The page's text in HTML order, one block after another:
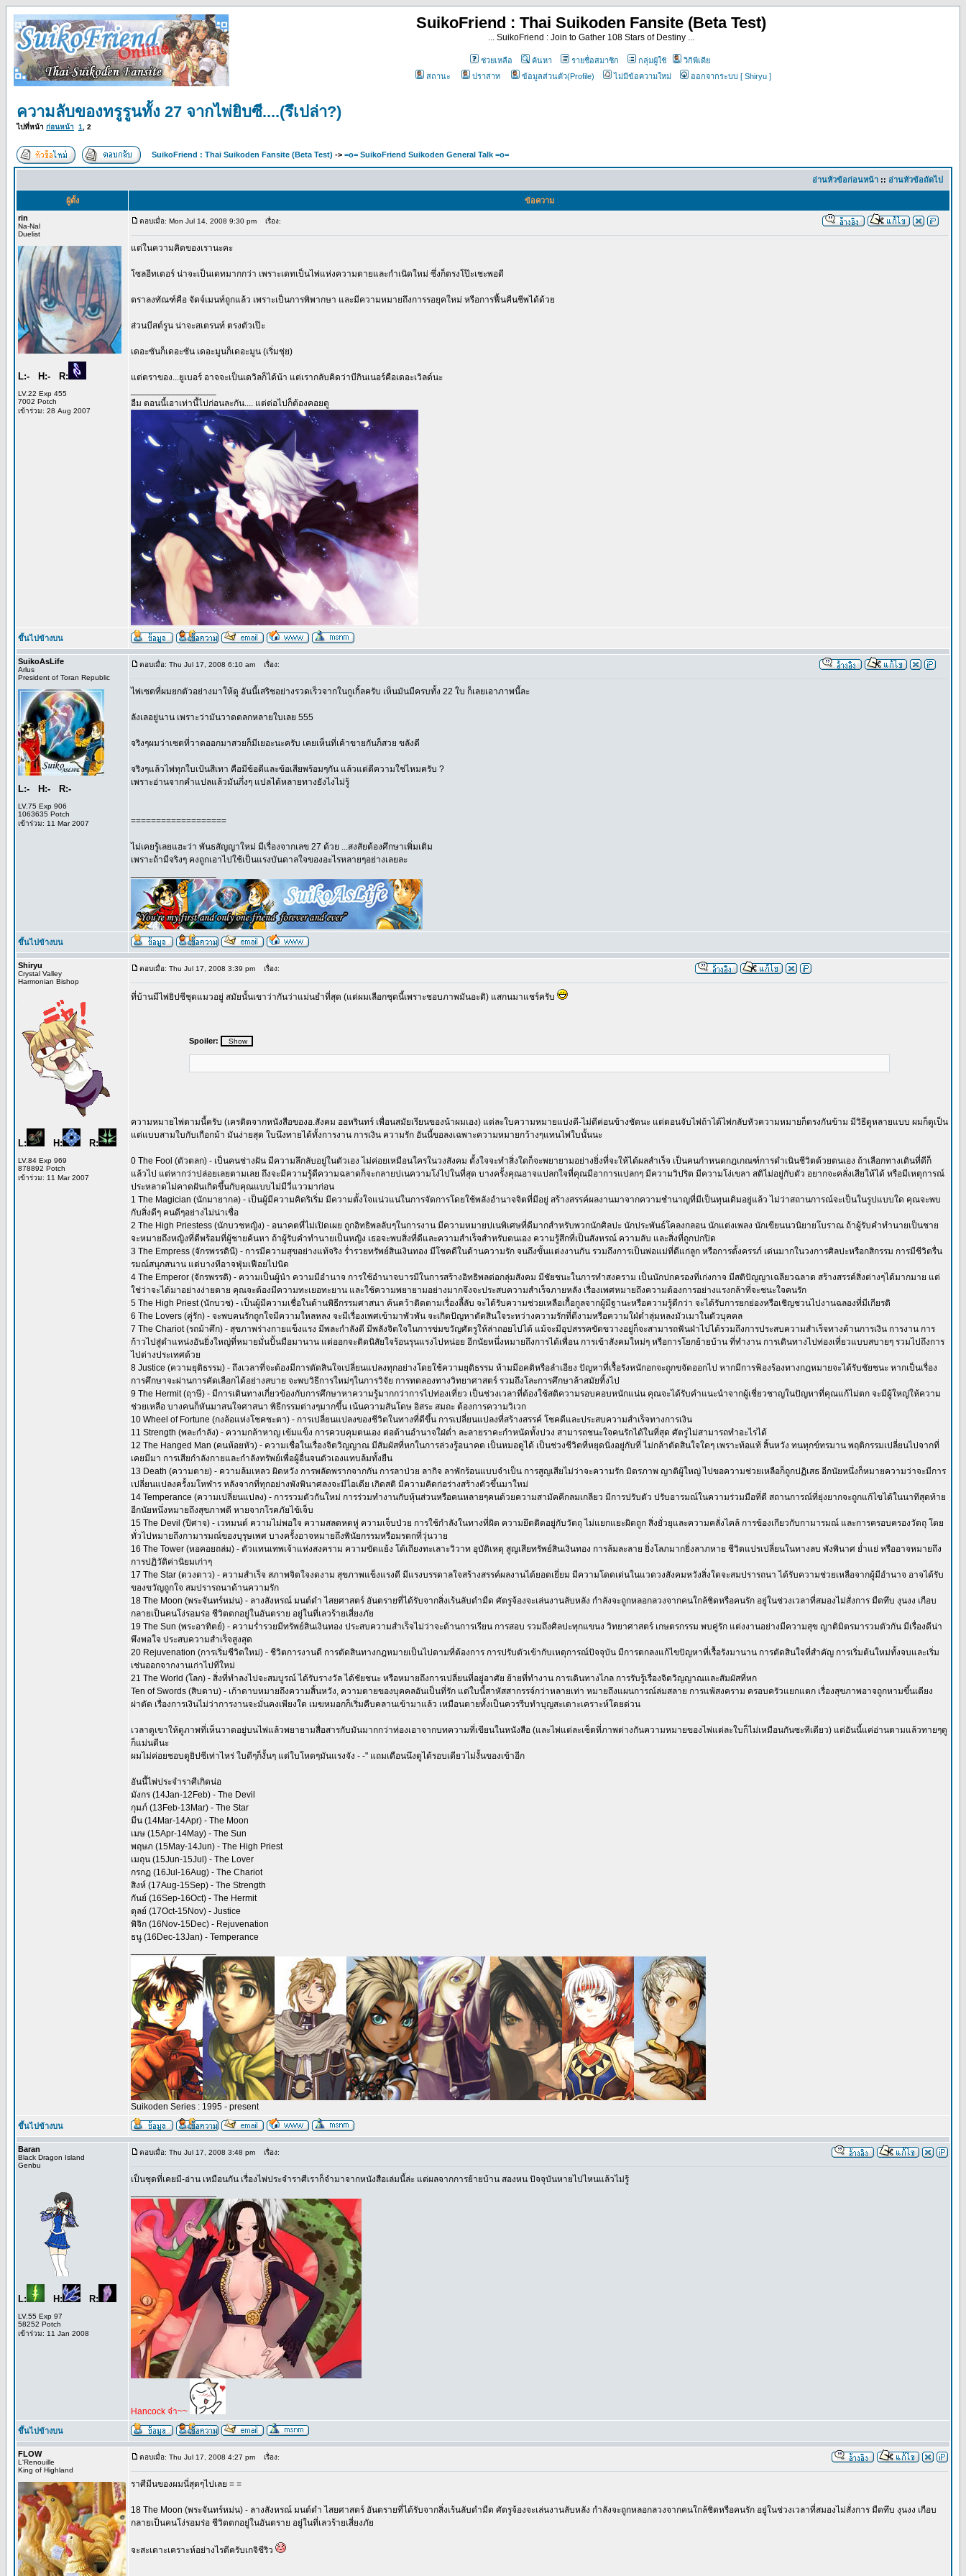
SuikoFriend : Thai Suikoden Fansite (Beta Test)
... SuikoFriend : Join to Gather 108 Stars of Destiny ...
ช่วยเหลือ ค้นหา รายชื่อสมาชิก กลุ่มผู้ใช้
วิกิพีเดีย
สถานะ
ปราสาท ข้อมูลส่วนตัว(Profile) ไม่มีข้อความใหม่ ออกจากระบบ [ Shiryu ]
ความลับของทรูรูนทั้ง 27 จากไพ่ยิบซี....(รึเปล่า?)
ไปที่หน้า ก่อนหน้า 1 2
SuikoFriend : Thai Suikoden Fansite (Beta Test) -> =o= SuikoFriend Suikoden General Talk =o=
อ่านหัวข้อก่อนหน้า :: อ่านหัวข้อถัดไป
ผู้ตั้ง
ข้อความ
rin
Na-Nal
Duelist
L:- H:- R:
LV.22 Exp 455
7002 Potch
เข้าร่วม: 28 Aug 2007
ตอบเมื่อ: Mon Jul 14, 2008 9:30 pm เรื่อง:
แต่ในความคิดของเรานะคะ
โซลอีทเตอร์ น่าจะเป็นเดทมากกว่า เพราะเดทเป็นไพ่แห่งความตายและกำเนิดใหม่ ซึ่งก็ตรงโป๊ะเชะพอดี
ตราลงทัณฑ์คือ จัดจ์เมนท์ถูกแล้ว เพราะเป็นการพิพากษา และมีความหมายถึงการรอยุคใหม่ หรือการฟื้นคืนชีพได้ด้วย
ส่วนบีสต์รูน น่าจะสเตรนท์ ตรงตัวเป๊ะ
เดอะซันก็เดอะซัน เดอะมูนก็เดอะมูน (เริ่มชุ่ย)
แต่ตราของ...ยูเบอร์ อาจจะเป็นเดวิลก็ได้น้า แต่เรากลับคิดว่าบีกินเนอร์คือเดอะเวิลด์นะ
อืม ตอนนี้เอาเท่านี้ไปก่อนละกัน.... แต่ต่อไปก็ต้องคอยดู
ขึ้นไปข้างบน
SuikoAsLife
Arlus
President of Toran Republic
L:- H:- R:-
LV.75 Exp 906
1063635 Potch
เข้าร่วม: 11 Mar 2007
ตอบเมื่อ: Thu Jul 17, 2008 6:10 am เรื่อง:
ไพ่เซตที่ผมยกตัวอย่างมาให้ดู อันนี้เสริชอย่างรวดเร็วจากในกูเกิ้ลครับ เห็นมันมีครบทั้ง 22 ใบ ก็เลยเอาภาพนี้ละ
ลังเลอยู่นาน เพราะว่ามันวาดตลกหลายใบเลย 555
จริงๆผมว่าเซตที่วาดออกมาสวยก็มีเยอะนะครับ เคยเห็นที่เค้าขายกันก็สวย ขลังดี
จริงๆแล้วไพ่ทุกใบเป้นสีเทา คือมีข้อดีและข้อเสียพร้อมๆกัน แล้วแต่ตีความใช่ไหมครับ ?
เพราะอ่านจากคำแปลแล้วมันกึ่งๆ แปลได้หลายทางยังไงไม่รู้
===================
ไม่เคยรู้เลยแฮะว่า พันธสัญญาใหม่ มีเรื่องจากเลข 27 ด้วย ...สงสัยต้องศึกษาเพิ่มเติม
เพราะถ้ามีจริงๆ คงถูกเอาไปใช้เป็นแรงบันดาลใจของอะไรหลายๆอย่างเลยละ
ขึ้นไปข้างบน
Shiryu
Crystal Valley
Harmonian Bishop
L: H: R:
LV.84 Exp 969
878892 Potch
เข้าร่วม: 11 Mar 2007
ตอบเมื่อ: Thu Jul 17, 2008 3:39 pm เรื่อง:
ที่บ้านมีไพ่ยิปซีชุดแมวอยู่ สมัยนั้นเขาว่ากันว่าแม่นยำที่สุด (แต่ผมเลือกชุดนี้เพราะชอบภาพมันอะดิ) แสกนมาแชร์ครับ
Spoiler:
ความหมายไพ่ตามนี้ครับ (เครดิตจากหนังสือของอ.สังคม ฮอหรินทร์ เพื่อนสมัยเรียนของน้าผมเอง) แต่ละใบความหมายแบ่งดี-ไม่ดีค่อนข้างชัดนะ แต่ตอนจับไพ่ถ้าได้ไพ่กลับหัวความหมายก็ตรงกันข้าม มีวิธีดูหลายแบบ ผมก็ดูเป็น
แต่แบบสามใบกับเกือกม้า มันง่ายสุด ใบนึงทายได้ทั้งการงาน การเงิน ความรัก อันนี้ขอลงเฉพาะความหมายกว้างๆแทนไพ่ใบนั้นนะ
0 The Fool (ตัวตลก) - เป็นคนช่างฝัน มีความลึกลับอยู่ในตัวเอง ไม่ค่อยเหมือนใครในวงสังคม ตั้งใจจะทำสิ่งใดก็จะพยายามอย่างยิ่งที่จะให้ได้ผลสำเร็จ เป็นคนกำหนดกฎเกณฑ์การดำเนินชีวิตด้วยตนเอง ถ้าเลือกทางเดินที่ดีก็
แล้วไป แต่หากว่าปล่อยเลยตามเลย ถึงจะมีความรู้ดีความฉลาดก็จะกลายปเนความโง่ไปในที่สุด บางครั้งคุณอาจแปลกใจที่คุณมีอาการแปลกๆ มีความวิปริต มีความโง่เขลา สติไม่อยู่กับตัว อยากจะคลั่งเสียให้ได้ หรือมีเหตุการณ์
ประหลาดไม่คาดฝันเกิดขึ้นกับคุณแบบไม่มีวี่แววมาก่อน
1 The Magician (นักมายากล) - เป็นผู้มีความคิดริเริ่ม มีความตั้งใจแน่วแน่ในการจัดการโดยใช้พลังอำนาจจิตที่มีอยู่ สร้างสรรค์ผลงานมาจากความชำนาญที่มีเป็นทุนเดิมอยู่แล้ว ไม่ว่าสถานการณ์จะเป็นในรูปแบบใด คุณจะพบ
กับสิ่งดีๆ คนดีๆอย่างไม่น่าเชื่อ
2 The High Priestess (นักบวชหญิง) - อนาคตที่ไม่เปิดเผย ถูกอิทธิพลลับๆในการงาน มีความหมายปเนพิเศษที่ดีมากสำหรับพวกนักศิลปะ นักประพันธ์โคลงกลอน นักแต่งเพลง นักเขียนนวนิยายโบราณ ถ้าผู้รับคำทำนายเป็นชาย
จะหมายถึงหญิงที่ดีพร้อมที่ผู้ชายค้นหา ถ้าผู้รับคำทำนายเป็นหญิง เธอจะพบสิ่งที่ดีและความสำเร็จสำหรับตนเอง ความรู้สึกที่เป็นสังหรณ์ ความลับ และสิ่งที่ถูกปกปิด
3 The Empress (จักรพรรดินี) - การมีความสุขอย่างแท้จริง ร่ำรวยทรัพย์สินเงินทอง มีโชคดีในด้านความรัก จนถึงขั้นแต่งงานกัน รวมถึงการเป็นพ่อแม่ที่ดีแก่ลูก หรือการตั้งครรภ์ เด่นมากในวงการศิลปะหรือกสิกรรม การมีชีวิตรื่น
รมณ์สนุกสนาน แต่บางทีอาจฟุ่มเฟือยไปนิด
4 The Emperor (จักรพรรดิ) - ความเป็นผู้นำ ความมีอำนาจ การใช้อำนาจบารมีในการสร้างอิทธิพลต่อกลุ่มสังคม มีชัยชนะในการทำสงคราม เป็นนักปกครองที่เก่งกาจ มีสติปัญญาเฉลียวฉลาด สร้างสรรค์สิ่งต่างๆได้มากมาย แต่
ใช่ว่าจะได้มาอย่างง่ายดาย คุณจะต้องมีความทะเยอทะยาน และใช้ความพยายามอย่างมากจึงจะประสบความสำเร็จภายหลัง เรื่องเพศหมายถึงความต้องการอย่างแรงกล้าที่จะชนะใจคนรัก
5 The High Priest (นักบวช) - เป็นผู้มีความเชื่อในด้านพิธีกรรมศาสนา ค้นคว้าติดตามเรื่องลี้ลับ จะได้รับความช่วยเหลือเกื้อกูลจากผู้มีฐานะหรือความรู้ดีกว่า จะได้รับการยกย่องหรือเชิญชวนไปงานฉลองที่มีเกียรติ
6 The Lovers (คู่รัก) - จะพบคนรักถูกใจมีความใหลหลง จะมีเรื่องเพศเข้ามาพัวพัน จะเกิดปัญหาตัดสินใจระหว่างความรักที่ดีงามหรือความใฝ่ต่ำลุ่มหลงมัวเมาในตัวบุคคล
7 The Chariot (รถม้าศึก) - สุขภาพร่างกายแข็งแรง มีพละกำลังดี มีพลังจิตใจในการข่มขวัญศัตรูให้ล่าถอยไปได้ แม้จะมีอุปสรรคขัดขวางอยู่ก็จะสามารถฟันฝ่าไปได้รวมถึงการประสบความสำเร็จทางด้านการเงิน การงาน การ
ก้าวไปสู่ตำแหน่งอันยิ่งใหญ่ที่หมายมั่นปั้นมือมานาน แต่ออกจะติดนิสัยใจร้อนรุนแรงไปหน่อย อีกนัยหนึ่งหมายถึงการได้เพื่อน การเข้าสังคมใหม่ๆ หรือการโยกย้ายบ้าน ที่ทำงาน การเดินทางไปท่องเที่ยวแบบสบายๆ รวมไปถึงการ
ไปต่างประเทศด้วย
8 Justice (ความยุติธรรม) - ถึงเวลาที่จะต้องมีการตัดสินใจเปลี่ยนแปลงทุกอย่างโดยใช้ความยุติธรรม ห้ามมีอคติหรือลำเอียง ปัญหาที่เรื้อรังหนักอกจะถูกขจัดออกไป หากมีการฟ้องร้องทางกฎหมายจะได้รับชัยชนะ หากเป็นเรื่อง
การศึกษาจะผ่านการคัดเลือกได้อย่างสบาย จะพบวิธีการใหม่ๆในการวิจัย การทดลองทางวิทยาศาสตร์ รวมถึงโละการศึกษาล้าสมัยทิ้งไป
9 The Hermit (ฤาษี) - มีการเดินทางเกี่ยวข้องกับการศึกษาหาความรู้มากกว่าการไปท่องเที่ยว เป็นช่วงเวลาที่ต้องใช้สติความรอบคอบหนักแน่น คุณจะได้รับคำแนะนำจากผู้เชี่ยวชาญในปัญหาที่คุณแก้ไม่ตก จะมีผู้ใหญ่ให้ความ
ช่วยเหลือ บางคนก็หันมาสนใจศาสนา พิธีกรรมต่างๆมากขึ้น เน้นความสันโดษ อิสระ สมถะ ต้องการความวิเวก
10 Wheel of Fortune (กงล้อแห่งโชคชะตา) - การเปลี่ยนแปลงของชีวิตในทางที่ดีขึ้น การเปลี่ยนแปลงที่สร้างสรรค์ โชคดีและประสบความสำเร็จทางการเงิน
11 Strength (พละกำลัง) - ความกล้าหาญ เข้มแข็ง การควบคุมตนเอง ต่อต้านอำนาจใฝ่ต่ำ ละลายราคะกำหนัดทั้งปวง สามารถชนะใจคนรักได้ในที่สุด ศัตรูไม่สามารถทำอะไรได้
12 The Hanged Man (คนห้อยหัว) - ความเชื่อในเรื่องจิตวิญญาณ มีสัมผัสที่หกในการล่วงรู้อนาคต เป็นหมอดูได้ เป็นช่วงชีวิตที่หยุดนิ่งอยู่กับที่ ไม่กล้าตัดสินใจใดๆ เพราะท้อแท้ สิ้นหวัง ทนทุกข์ทรมาน พฤติกรรมเปลี่ยนไปจากที่
เคยมีมา การเสียกำลังกายและกำลังทรัพย์เพื่อผู้อื่นจนตัวเองแทบล้มทั้งยืน
13 Death (ความตาย) - ความล้มเหลว ผิดหวัง การพลัดพรากจากกัน การลาป่วย ลากิจ ลาพักร้อนแบบจำเป็น การสูญเสียไม่ว่าจะความรัก มิตรภาพ ญาติผู้ใหญ่ ไปขอความช่วยเหลือก็ถูกปฏิเสธ อีกนัยหนึ่งก็หมายความว่าจะมีการ
เปลี่ยนแปลงครั้งมโหฬาร หลังจากที่ทุกอย่างพังพินาศลงจะมีไอเดีย เกิดสติ มีความคิดก่อร่างสร้างตัวขึ้นมาใหม่
14 Temperance (ความเปลี่ยนแปลง) - การรวมตัวกันใหม่ การร่วมทำงานกับหุ้นส่วนหรือคนหลายๆคนด้วยความสามัคคีกลมเกลียว มีการปรับตัว ปรับอารมณ์ในความร่วมมือที่ดี สถานการณ์ที่ยุ่งยากจะถูกแก้ไขได้ในนาทีสุดท้าย
อีกนัยหนึ่งหมายถึงสุขภาพดี หายจากโรคภัยไข้เจ็บ
15 The Devil (ปีศาจ) - เวทมนต์ ความไม่พอใจ ความสลดหดหู่ ความเจ็บป่วย การใช้กำลังในทางที่ผิด ความยึดติดอยู่กับวัตถุ ไม่แยกแยะผิดถูก สิ่งยั่วยุและความคลั่งไคล้ การข้องเกียวกับกามารมณ์ และการครอบครองวัตถุ โดย
ทั่วไปหมายถึงกามารมณ์ของบุรุษเพศ บางครั้งอาจหมายถึงพินัยกรรมหรือมรดกที่วุ่นวาย
16 The Tower (หอคอยถล่ม) - ตัวแทนเทพเจ้าแห่งสงคราม ความขัดแย้ง โต้เถียงทะเลาะวิวาท อุบัติเหตุ สูญเสียทรัพย์สินเงินทอง การล้มละลาย ยิ่งโลภมากยิ่งลาภหาย ชีวิตแปรเปลี่ยนในทางลบ พังพินาศ ย่ำแย่ หรืออาจหมายถึง
การปฏิวัติค่านิยมเก่าๆ
17 The Star (ดวงดาว) - ความสำเร็จ สภาพจิตใจงดงาม สุขภาพแข็งแรงดี มีแรงบรรดาลใจสร้างสรรค์ผลงานได้ยอดเยี่ยม มีความโดดเด่นในแวดวงสังคมหวังสิ่งใดจะสมปรารถนา ได้รับความช่วยเหลือจากผู้มีอำนาจ อาจได้รับ
ของขวัญถูกใจ สมปรารถนาด้านความรัก
18 The Moon (พระจันทร์หม่น) - ลางสังหรณ์ มนต์ดำ ไสยศาสตร์ อันตรายที่ได้รับจากสิ่งเร้นลับดำมืด ศัตรูจ้องจะเล่นงานลับหลัง กำลังจะถูกหลอกลวงจากคนใกล้ชิดหรือคนรัก อยู่ในช่วงเวลาที่สมองไม่สั่งการ มืดทึบ งุนงง เกือบ
กลายเป็นคนโง่รอมร่อ ชีวิตตกอยู่ในอันตราย อยู่ในที่เลวร้ายเสี่ยงภัย
19 The Sun (พระอาทิตย์) - ความร่ำรวยมีทรัพย์สินเงินทอง ประสบความสำเร็จไม่ว่าจะด้านการเรียน การสอบ รวมถึงศิลปะทุกแขนง วิทยาศาสตร์ เกษตรกรรม พบคู่รัก แต่งงานอย่างมีความสุข ญาติมิตรมารวมตัวกัน มีเรื่องดีน่า
พึงพอใจ ประสบความสำเร็จสูงสุด
20 Rejuvenation (การเริ่มชีวิตใหม่) - ชีวิตการงานดี การตัดสินทางกฎหมายเป็นไปตามที่ต้องการ การปรับตัวเข้ากับเหตุการณ์ปัจจุบัน มีการตกลงแก้ไขปัญหาที่เรื้อรังมานาน การตัดสินใจที่สำคัญ การเริ่มต้นใหม่ทั้งจบและเริ่ม
เช่นออกจากงานเก่าไปที่ใหม่
21 The World (โลก) - สิ่งที่ทำลงไปจะสมบูรณ์ ได้รับรางวัล ได้ชัยชนะ หรือหมายถึงการเปลี่ยนที่อยู่อาศัย ย้ายที่ทำงาน การเดินทางไกล การรับรู้เรื่องจิตวิญญาณและสัมผัสที่หก
Ten of Swords (สิบดาบ) - เก้าดาบหมายถึงความสิ้นหวัง, ความตายของบุคคลอันเป็นที่รัก แต่ใบนี้สาหัสสากรรจ์กว่าหลายเท่า หมายถึงแผนการณ์ล่มสลาย การแพ้สงคราม ครอบครัวแยกแตก เรื่องสุขภาพอาจถูกหามขึ้นเตียง
ผ่าตัด เรื่องการเงินไม่ว่าการงานจะมั่นคงเพียงใด เมฆหมอกก็เริ่มคืบคลานเข้ามาแล้ว เหมือนตายทั้งเป็นควรรีบทำบุญสะเดาะเคราะห์โดยด่วน
เวลาดูเขาให้ดูภาพที่เห็นวาดอยู่บนไพ่แล้วพยายามสื่อสารกับมันมากกว่าท่องเอาจากบทความที่เขียนในหนังสือ (และไพ่แต่ละเซ็ตที่ภาพต่างกันความหมายของไพ่แต่ละใบก็ไม่เหมือนกันซะทีเดียว) แต่อันนี้แค่อ่านตามแล้วทายๆดู
ก็แม่นดีนะ
ผมไม่ค่อยชอบดูยิปซีเท่าไหร่ ใบดีๆก็งั้นๆ แต่ใบโหดๆมันแรงจัง - -" แถมเดือนนึงดูได้รอบเดียวไม่งั้นของเข้าอีก
อันนี้ไพ่ประจำราศีเกิดน่อ
มังกร (14Jan-12Feb) - The Devil
กุมภ์ (13Feb-13Mar) - The Star
มีน (14Mar-14Apr) - The Moon
เมษ (15Apr-14May) - The Sun
พฤษภ (15May-14Jun) - The High Priest
เมถุน (15Jun-15Jul) - The Lover
กรกฏ (16Jul-16Aug) - The Chariot
สิงห์ (17Aug-15Sep) - The Strength
กันย์ (16Sep-16Oct) - The Hermit
ตุลย์ (17Oct-15Nov) - Justice
พิจิก (16Nov-15Dec) - Rejuvenation
ธนู (16Dec-13Jan) - Temperance
Suikoden Series : 1995 - present
ขึ้นไปข้างบน
Baran
Black Dragon Island
Genbu
L: H: R:
LV.55 Exp 97
58252 Potch
เข้าร่วม: 11 Jan 2008
ตอบเมื่อ: Thu Jul 17, 2008 3:48 pm เรื่อง:
เป็นชุดที่เคยมี-อ่าน เหมือนกัน เรื่องไพ่ประจำราศีเราก็จำมาจากหนังสือเล่มนี้ล่ะ แต่ผลจากการย้ายบ้าน สองหน ปัจจุบันหายไปไหนแล้วไม่รู้
Hancock จ๋า~~
ขึ้นไปข้างบน
FLOW
L'Renouille
King of Highland
ตอบเมื่อ: Thu Jul 17, 2008 4:27 pm เรื่อง:
ราศีมีนของผมนี่สุดๆไปเลย = =
18 The Moon (พระจันทร์หม่น) - ลางสังหรณ์ มนต์ดำ ไสยศาสตร์ อันตรายที่ได้รับจากสิ่งเร้นลับดำมืด ศัตรูจ้องจะเล่นงานลับหลัง กำลังจะถูกหลอกลวงจากคนใกล้ชิดหรือคนรัก อยู่ในช่วงเวลาที่สมองไม่สั่งการ มืดทึบ งุนงง เกือบ
กลายเป็นคนโง่รอมร่อ ชีวิตตกอยู่ในอันตราย อยู่ในที่เลวร้ายเสี่ยงภัย
จะสะเดาะเคราะห์อย่างไรดีครับเกจิชีริว